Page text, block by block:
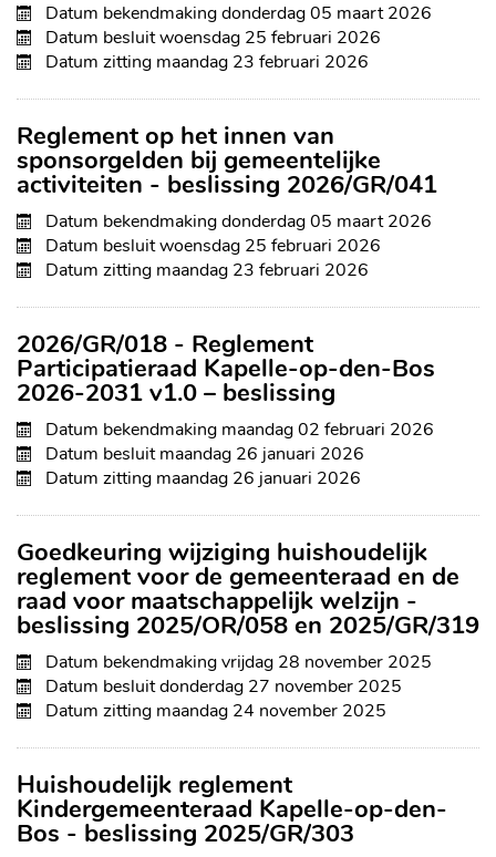
Datum bekendmakingdonderdag 05 maart 2026
Datum besluitwoensdag 25 februari 2026
Datum zitting maandag 23 februari 2026
Reglement op het innen van
sponsorgelden bij gemeentelijke
activiteiten - beslissing 2026/GR/041
Datum bekendmakingdonderdag 05 maart 2026
Datum besluitwoensdag 25 februari 2026
Datum zitting maandag 23 februari 2026
2026/GR/018 - Reglement
Participatieraad Kapelle-op-den-Bos
2026-2031 v1.0 – beslissing
Datum bekendmaking maandag 02 februari 2026
Datum besluitmaandag 26 januari 2026
Datum zitting maandag 26 januari 2026
Goedkeuring wijziging huishoudelijk
reglement voor de gemeenteraad en de
raad voor maatschappelijk welzijn -
beslissing 2025/OR/058 en 2025/GR/319
Datum bekendmakingvrijdag 28 november 2025
Datum besluitdonderdag 27 november 2025
Datum zitting maandag 24 november 2025
Huishoudelijk reglement
Kindergemeenteraad Kapelle-op-den-
Bos - beslissing 2025/GR/303